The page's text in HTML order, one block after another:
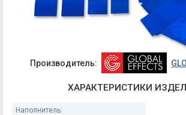
Производитель:
ХАРАКТЕРИСТИКИ
Наполнитель: